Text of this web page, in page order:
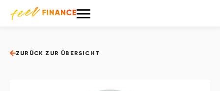
ZURÜCK ZUR ÜBERSICHT